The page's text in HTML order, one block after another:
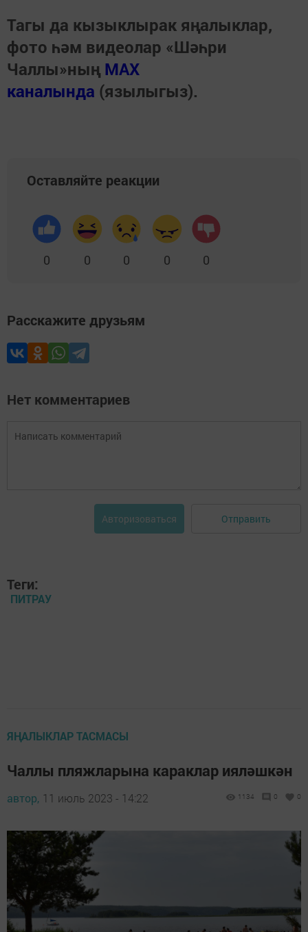
Тагы да кызыклырак яңалыклар,
фото һәм видеолар «Шәһри
Чаллы»ның MAX
каналында (язылыгыз).
Оставляйте реакции
0 0 0 0 0
Расскажите друзьям
Нет комментариев
Авторизоваться Отправить
Теги:
ПИТРАУ
ЯҢАЛЫКЛАР ТАСМАСЫ
Чаллы пляжларына караклар ияләшкән
автор, 11 июль 2023 - 14:22 1134 0 0